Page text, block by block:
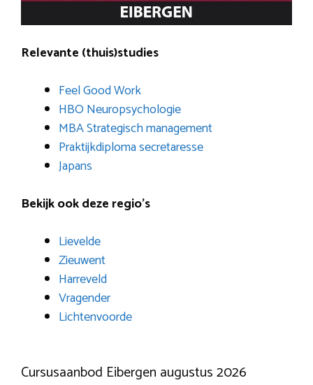
Relevante (thuis)studies
Feel Good Work
HBO Neuropsychologie
MBA Strategisch management
Praktijkdiploma secretaresse
Japans
Bekijk ook deze regio’s
Lievelde
Zieuwent
Harreveld
Vragender
Lichtenvoorde
Cursusaanbod Eibergen augustus 2026